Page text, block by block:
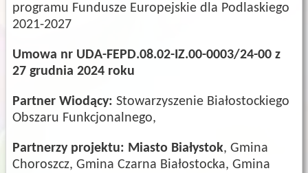
programu Fundusze Europejskie dla Podlaskiego
2021-2027
Umowa nr UDA-FEPD.08.02-IZ.00-0003/24-00 z
27 grudnia 2024 roku
Partner Wiodący: Stowarzyszenie Białostockiego
Obszaru Funkcjonalnego,
Partnerzy projektu: Miasto Białystok, Gmina
Choroszcz, Gmina Czarna Białostocka, Gmina